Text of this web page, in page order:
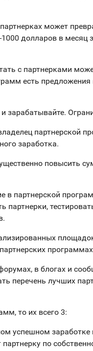
может
долларов в месяц
с партнерками
есть
зарабатывайте.
партнерской
заработка.
повысить
в партнерской
в блогах и
перечень лучших
то их всего 3:
успешном заработке
по